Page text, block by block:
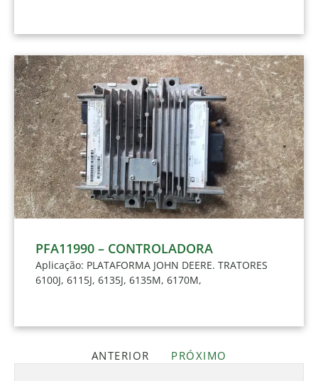
PFA11990 – CONTROLADORA
Aplicação: PLATAFORMA JOHN DEERE. TRATORES
6100J, 6115J, 6135J, 6135M, 6170M,
ANTERIOR PRÓXIMO